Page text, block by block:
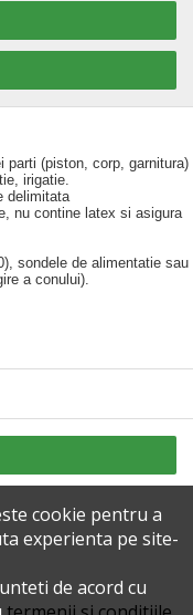
parti (piston, corp, garnitura)
irigatie.
delimitata
nu contine latex si asigura
sondele de alimentatie sau
a conului).
cookie pentru a
experienta pe site-
de acord cu